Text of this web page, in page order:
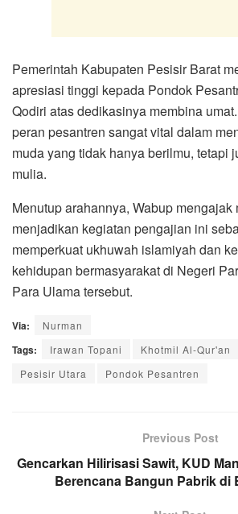
Pemerintah Kabupaten Pesisir Barat
apresiasi tinggi kepada Pondok
Qodiri atas dedikasinya membina
peran pesantren sangat vital dalam
muda yang tidak hanya berilmu, tetapi
mulia.
Menutup arahannya, Wabup mengajak
menjadikan kegiatan pengajian ini
memperkuat ukhuwah islamiyah dan
kehidupan bermasyarakat di Negeri
Para Ulama tersebut.
Via: Nurman
Tags: Irawan Topani Khotmil Al-Qur'an
Pesisir Utara
Pondok Pesantren
Previous Post
Gencarkan Hilirisasi Sawit, KUD
Berencana Bangun Pabrik di